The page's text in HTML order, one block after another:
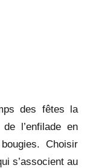
des fêtes la
l’enfilade en
Choisir
s’associent au